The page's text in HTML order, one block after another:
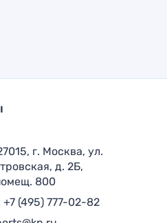
г. Москва, ул.
д. 2Б,
800
+7 (495) 777-02-82